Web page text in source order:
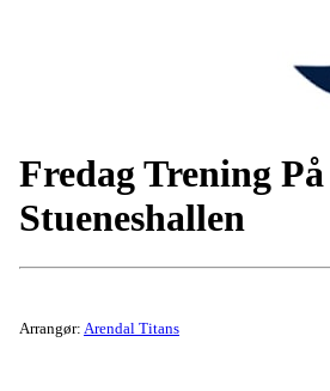
Fredag Trening På
Stueneshallen
Arrangør: Arendal Titans